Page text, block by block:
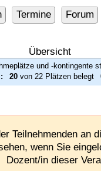
Termine Forum
Übersicht
und -kontingente
20 von 22 Plätzen belegt
Teilnehmenden an
wenn Sie
Dozent/in dieser